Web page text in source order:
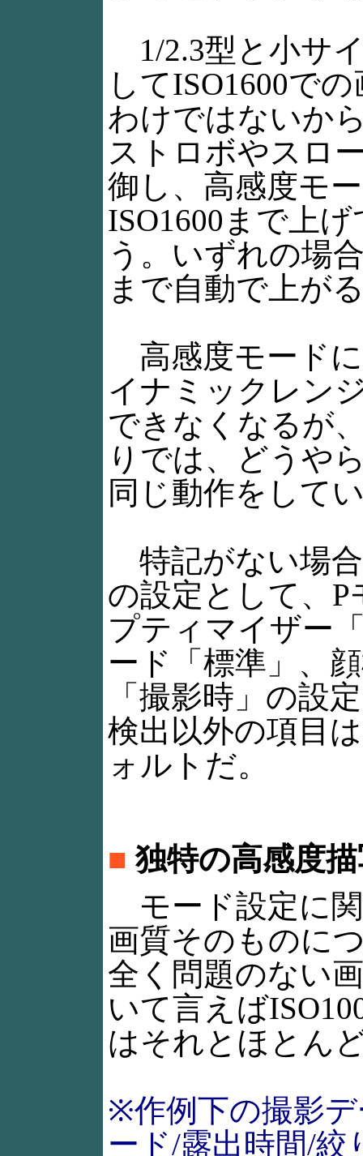
1/2.3型と小サ
してISO1600で
わけではないか
ストロボやスロ
御し、高感度モ
ISO1600まで上
う。いずれの場
まで自動で上が
高感度モード
イナミックレン
できなくなるが
りでは、どうや
同じ動作をして
特記がない場
の設定として、
プティマイザー
ード「標準」、
「撮影時」の設
検出以外の項目
ォルトだ。
■ 独特の高感度
モード設定に
画質そのものに
全く問題のない
いて言えば
はそれとほとん
※作例下の撮影
ード/露出時間/絞